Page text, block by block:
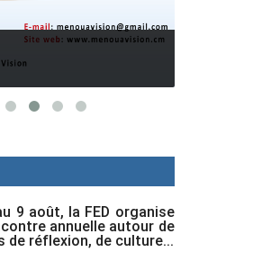
9 août, la FED organise
annuelle autour de
de réflexion, de culture...